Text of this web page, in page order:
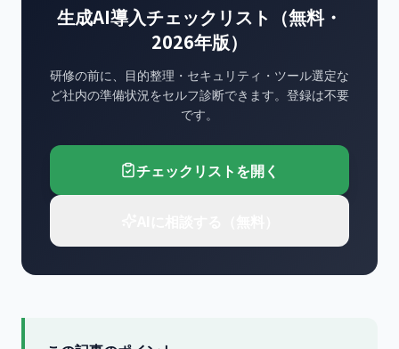
生成AI導入チェックリスト（無料・
2026年版）
研修の前に、目的整理・セキュリティ・ツール選定な
ど社内の準備状況をセルフ診断できます。登録は不要
です。
チェックリストを開く